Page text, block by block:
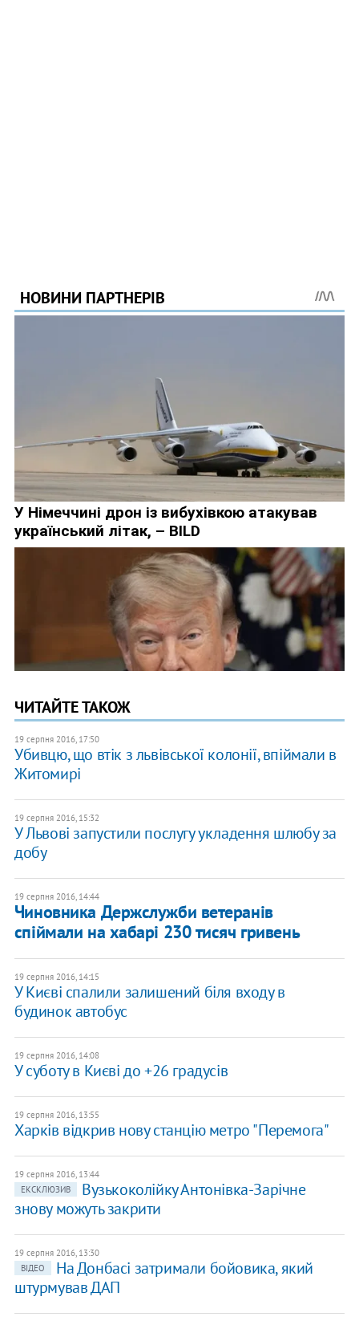
ЧИТАЙТЕ ТАКОЖ
19 серпня 2016, 17:50
Убивцю, що втік з львівської колонії, впіймали в
Житомирі
19 серпня 2016, 15:32
У Львові запустили послугу укладення шлюбу за
добу
19 серпня 2016, 14:44
Чиновника Держслужби ветеранів
спіймали на хабарі 230 тисяч гривень
19 серпня 2016, 14:15
У Києві спалили залишений біля входу в
будинок автобус
19 серпня 2016, 14:08
У суботу в Києві до +26 градусів
19 серпня 2016, 13:55
Харків відкрив нову станцію метро "Перемога"
19 серпня 2016, 13:44
ЕКСКЛЮЗИВ
Вузькоколійку Антонівка-Зарічне
знову можуть закрити
19 серпня 2016, 13:30
ВІДЕО
На Донбасі затримали бойовика, який
штурмував ДАП